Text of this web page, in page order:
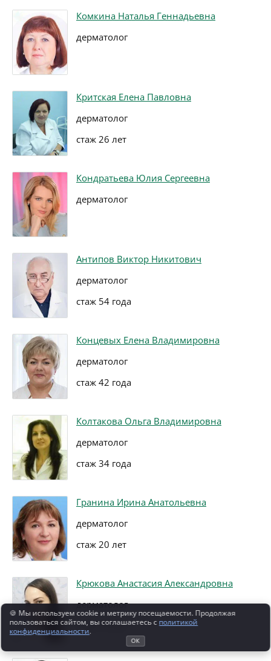
Комкина Наталья Геннадьевна
дерматолог
Критская Елена Павловна
дерматолог
стаж 26 лет
Кондратьева Юлия Сергеевна
дерматолог
Антипов Виктор Никитович
дерматолог
стаж 54 года
Концевых Елена Владимировна
дерматолог
стаж 42 года
Колтакова Ольга Владимировна
дерматолог
стаж 34 года
Гранина Ирина Анатольевна
дерматолог
стаж 20 лет
Крюкова Анастасия Александровна
дерматолог
стаж 10 лет
🍪 Мы используем cookie и метрику посещаемости. Продолжая
пользоваться сайтом, вы соглашаетесь с политикой
конфиденциальности.
ОК